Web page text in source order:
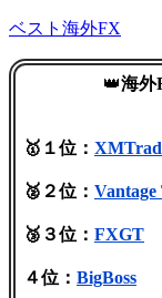
ベスト海外FX
👑海外
🥇１位：
🥈２位：
🥉３位： FXGT
４位： BigBoss